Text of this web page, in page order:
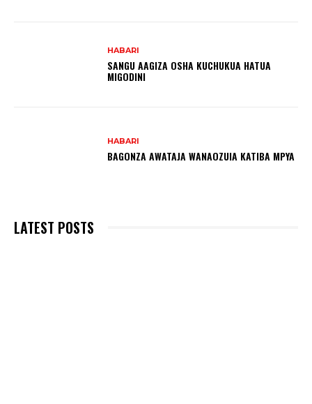
HABARI
SANGU AAGIZA OSHA KUCHUKUA HATUA
MIGODINI ‎
HABARI
BAGONZA AWATAJA WANAOZUIA KATIBA MPYA
LATEST POSTS